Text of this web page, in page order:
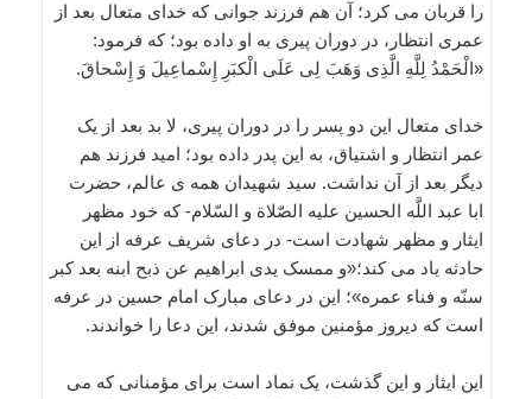
را قربان می کرد؛ آن هم فرزند جوانی که خدای متعال بعد از
عمری انتظار، در دوران پیری به او داده بود؛ که فرمود:
«الْحَمْدُ لِلَّهِ الَّذِی وَهَبَ لِی عَلَی الْکبَرِ إِسْماعِیلَ وَ إِسْحاقَ.
خدای متعال این دو پسر را در دوران پیری، لا بد بعد از یک
عمر انتظار و اشتیاق، به این پدر داده بود؛ امید فرزند هم
دیگر بعد از آن نداشت. سید شهیدان همه ی عالم، حضرت
ابا عبد اللَّه الحسین علیه الصّلاة و السّلام- که خود مظهر
ایثار و مظهر شهادت است- در دعای شریف عرفه از این
حادثه یاد می کند؛«و ممسک یدی ابراهیم عن ذبح ابنه بعد کبر
سنّه و فناء عمره»؛ این در دعای مبارک امام حسین در عرفه
است که دیروز مؤمنین موفق شدند، این دعا را خواندند.
این ایثار و این گذشت، یک نماد است برای مؤمنانی که می